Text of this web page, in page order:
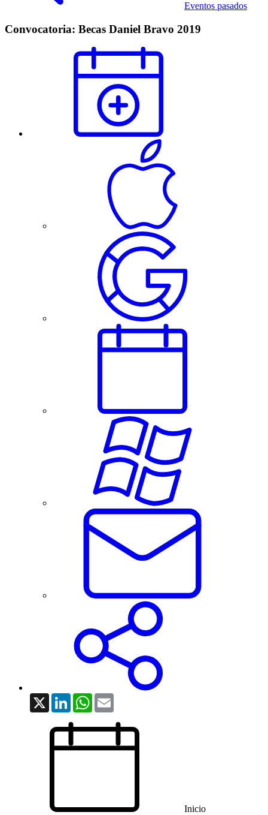
Eventos pasados
Convocatoria: Becas Daniel Bravo 2019
X LinkedInWhatsApp
Inicio